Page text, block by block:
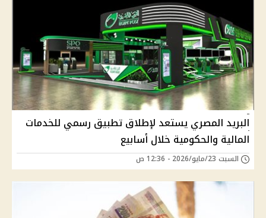
البريد المصري يستعد لإطلاق تطبيق رسمي للخدمات
المالية والحكومية خلال أسابيع
السبت 23/مايو/2026 - 12:36 ص